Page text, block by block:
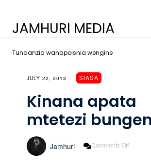
JAMHURI MEDIA
Tunaanzia wanapoishia wengine
JULY 22, 2013 SIASA
Kinana apata
mtetezi
Jamhuri Comments Off